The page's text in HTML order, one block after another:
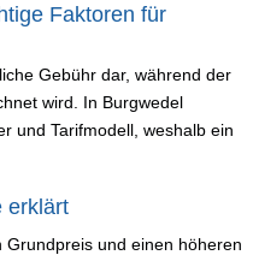
Faktoren für
Gebühr dar, während der
wird. In Burgwedel
und Tarifmodell, weshalb ein
erklärt
und einen höheren